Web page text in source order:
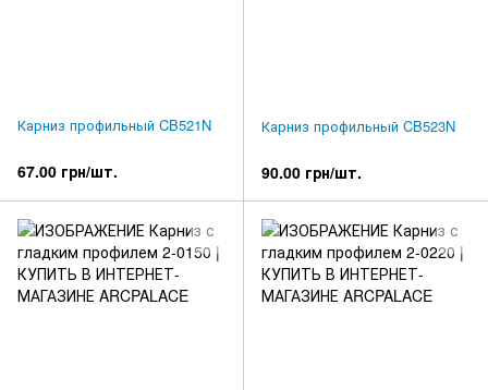
Карниз профильный CB521N
67.00 грн/шт.
Карниз профильный CB523N
90.00 грн/шт.